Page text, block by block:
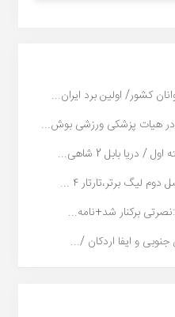
کشور/ اولین برد ایران...
در هیات پزشکی ورزشی بوش...
بابل 2 شاهی...
لیگ برتر،تارتار ۴ ...
برکنار شد+نامه...
جنوبى و ایفا اردکان /...